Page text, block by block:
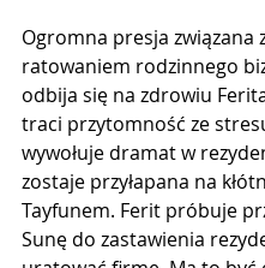
Ogromna presja związana
ratowaniem rodzinnego
odbija się na zdrowiu
traci przytomność ze
wywołuje dramat w
zostaje przyłapana na
Tayfunem. Ferit próbuje
Sunę do zastawienia